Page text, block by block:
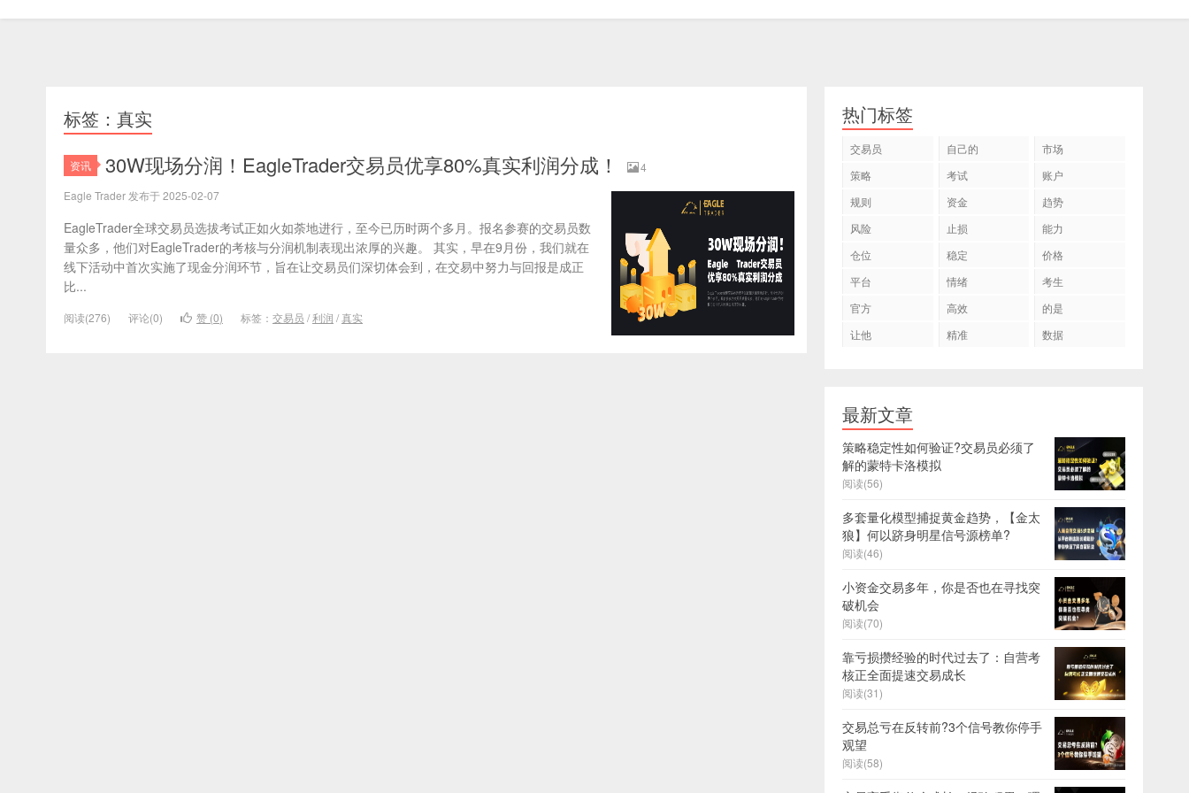
标签：真实
资讯 30W现场分润！EagleTrader交易员优享80%真实利润分成！
4
Eagle Trader 发布于 2025-02-07
EagleTrader全球交易员选拔考试正如火如荼地进行，至今已历时两个多月。报名参赛的交易员数
量众多，他们对EagleTrader的考核与分润机制表现出浓厚的兴趣。 其实，早在9月份，我们就在
线下活动中首次实施了现金分润环节，旨在让交易员们深切体会到，在交易中努力与回报是成正
比...
阅读(276) 评论(0) 赞 (0) 标签： 交易员 /利润 /真实
热门标签
交易员 自己的
市场
策略
考试
账户
规则
资金
趋势
风险
止损
能力
仓位
稳定
价格
平台
情绪
考生
官方
高效
的是
让他
精准 数据
最新文章
策略稳定性如何验证?交易员必须了
解的蒙特卡洛模拟
阅读(56)
多套量化模型捕捉黄金趋势，【金太
狼】何以跻身明星信号源榜单?
阅读(46)
小资金交易多年，你是否也在寻找突
破机会
阅读(70)
靠亏损攒经验的时代过去了：自营考
核正全面提速交易成长
阅读(31)
交易总亏在反转前?3个信号教你停手
观望
阅读(58)